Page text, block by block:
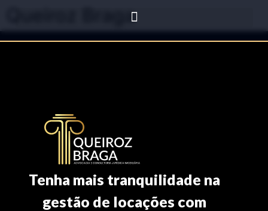
Queiroz Braga
Tenha mais tranquilidade na
gestão de locações com